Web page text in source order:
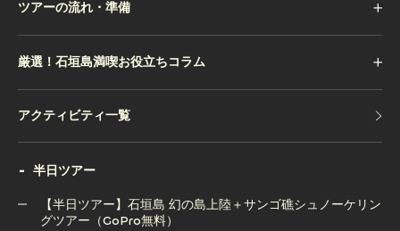
ツアーの流れ・準備
厳選！石垣島満喫お役立ちコラム
アクティビティ一覧
半日ツアー
【半日ツアー】石垣島 幻の島上陸＋サンゴ礁シュノーケリン
グツアー（GoPro無料）